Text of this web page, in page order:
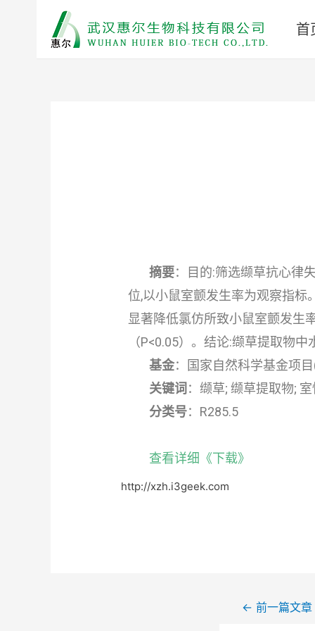
首
摘要：目的:筛选缬草抗心律
位,以小鼠室颤发生率为观察指标
显著降低氯仿所致小鼠室颤发生
（P<0.05）。结论:缬草提取物
基金：国家自然科学基金项
关键词 ：缬草; 缬草提取物;
分类号：R285.5
查看详细《下载》
http://xzh.i3geek.com
← 前一篇文章